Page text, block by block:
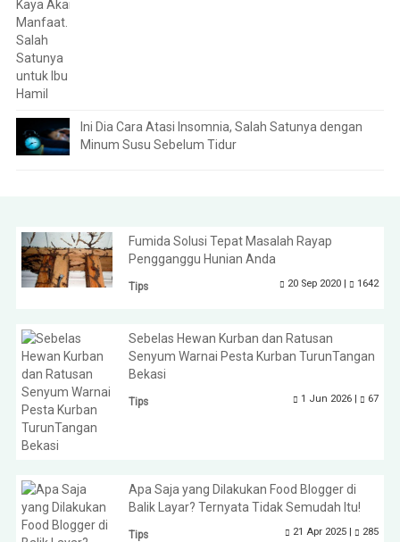
Ini Dia Cara Atasi Insomnia, Salah Satunya dengan
Minum Susu Sebelum Tidur
Fumida Solusi Tepat Masalah Rayap
Pengganggu Hunian Anda
Tips 20 Sep 2020 | 1642
Sebelas Hewan Kurban dan Ratusan
Senyum Warnai Pesta Kurban TurunTangan
Bekasi
Tips 1 Jun 2026 | 67
Apa Saja yang Dilakukan Food Blogger di
Balik Layar? Ternyata Tidak Semudah Itu!
Tips 21 Apr 2025 | 285